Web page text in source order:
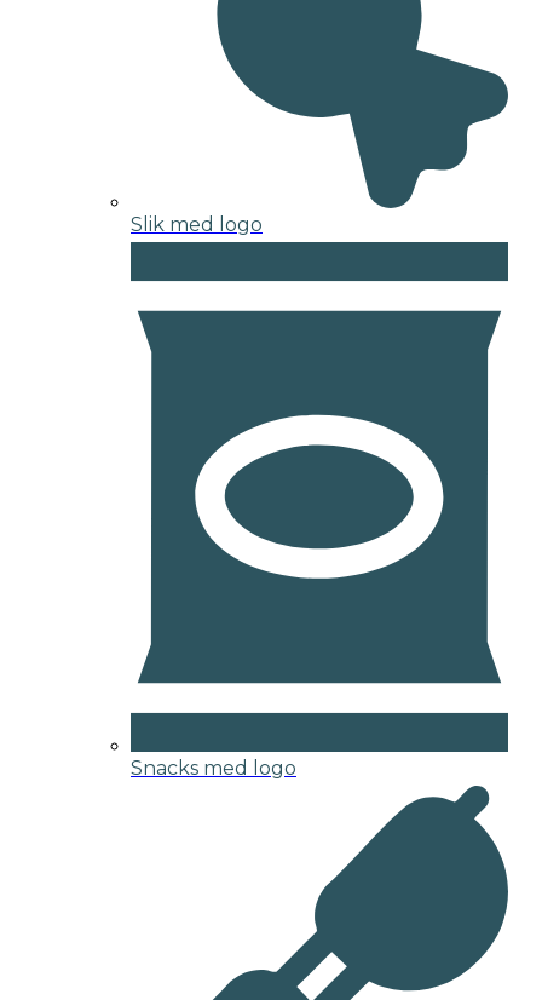
Slik med logo
Snacks med logo